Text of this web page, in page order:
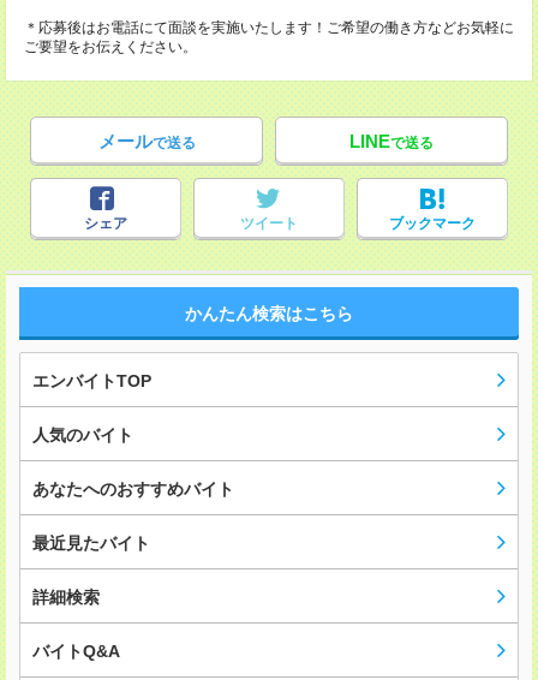
＊応募後はお電話にて面談を実施いたします！ご希望の働き方などお気軽に
ご要望をお伝えください。
メールで送る LINEで送る
シェア ツイート ブックマーク
かんたん検索はこちら
エンバイトTOP
人気のバイト
あなたへのおすすめバイト
最近見たバイト
詳細検索
バイトQ&A